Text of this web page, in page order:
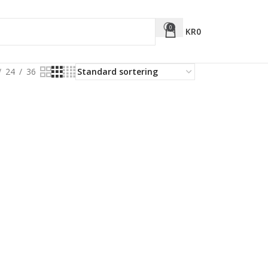
0 KR0
24 36